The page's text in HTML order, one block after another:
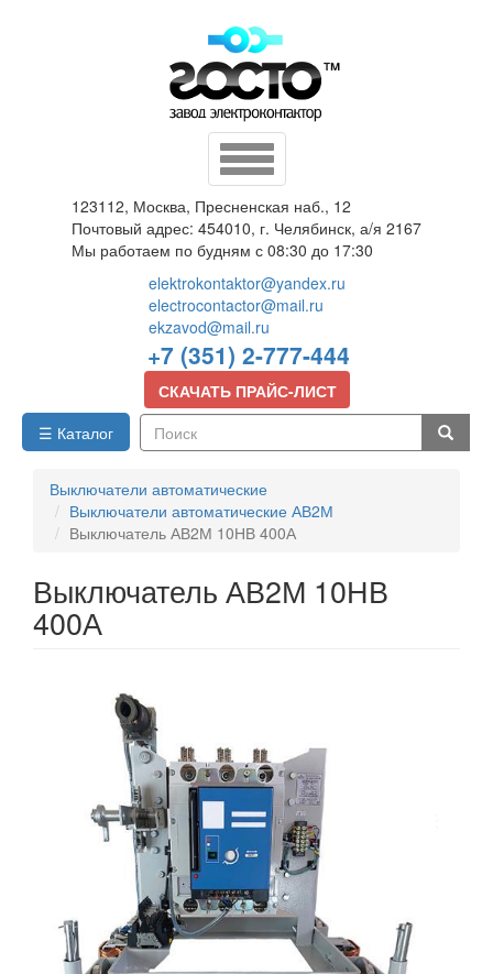
Toggle
navigation
123112, Москва, Пресненская наб., 12
Почтовый адрес: 454010, г. Челябинск, а/я 2167
Мы работаем по будням с 08:30 до 17:30
elektrokontaktor@yandex.ru
electrocontactor@mail.ru
ekzavod@mail.ru
+7 (351) 2-777-444
СКАЧАТЬ ПРАЙС-ЛИСТ
☰ Каталог
Выключатели автоматические
Выключатели автоматические АВ2М
Выключатель АВ2М 10НВ 400А
Выключатель АВ2М 10НВ
400А